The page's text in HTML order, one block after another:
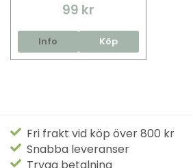
99 kr
Info Köp
Fri frakt vid köp över 800 kr
Snabba leveranser